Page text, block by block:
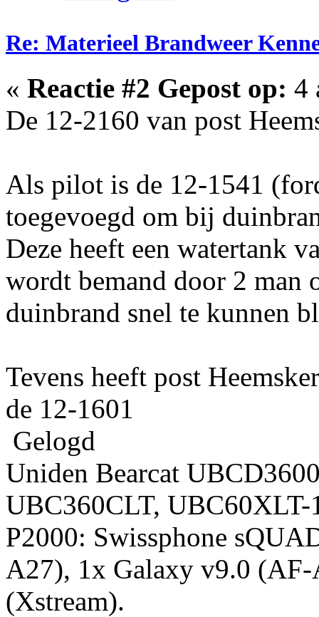
Re: Materieel Brandweer
« Reactie #2 Gepost op: 4
De 12-2160 van post
Als pilot is de 12-1541
toegevoegd om bij
Deze heeft een watertank
wordt bemand door 2 man
duinbrand snel te kunnen
Tevens heeft post
de 12-1601
Gelogd
Uniden Bearcat
UBC360CLT,
P2000: Swissphone
A27), 1x Galaxy v9.0
(Xstream).